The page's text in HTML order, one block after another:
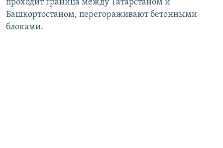
проходит граница между Татарстаном и
Башкортостаном, перегораживают бетонными
блоками.